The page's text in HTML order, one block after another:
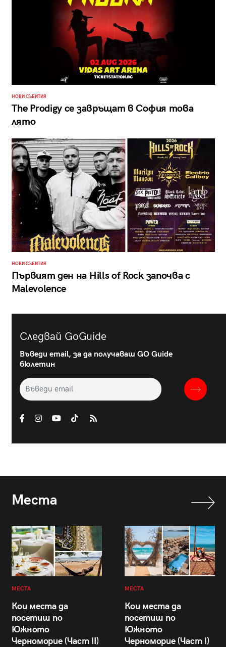
НОВИ СЪБИТИЯ
The Prodigy се завръщат в София това
лято
НОВИ СЪБИТИЯ
Първият ден на Hills of Rock започва с
Malevolence
Следвай GoGuide
Въведи email, за да получаваш GO Guide
бюлетин
Места
МЕСТА
Кои места да
посетиш по
Южното
Черноморие (Част II)
МЕСТА
Кои места да
посетиш по
Южното
Черноморие (Част I)